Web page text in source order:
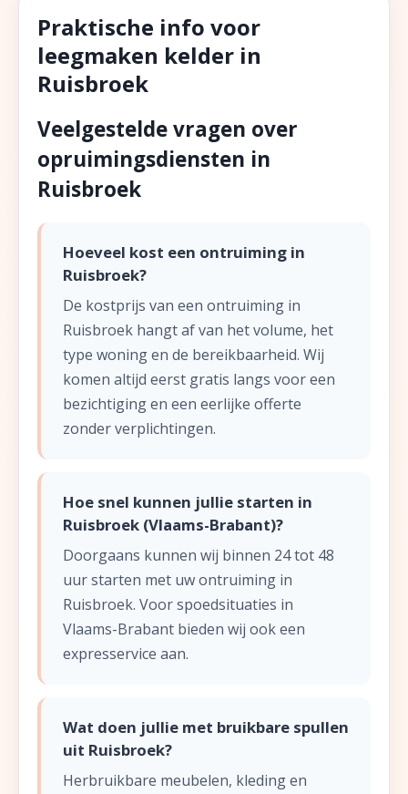
Praktische info voor
leegmaken kelder in
Ruisbroek
Veelgestelde vragen over
opruimingsdiensten in
Ruisbroek
Hoeveel kost een ontruiming in
Ruisbroek?
De kostprijs van een ontruiming in
Ruisbroek hangt af van het volume, het
type woning en de bereikbaarheid. Wij
komen altijd eerst gratis langs voor een
bezichtiging en een eerlijke offerte
zonder verplichtingen.
Hoe snel kunnen jullie starten in
Ruisbroek (Vlaams-Brabant)?
Doorgaans kunnen wij binnen 24 tot 48
uur starten met uw ontruiming in
Ruisbroek. Voor spoedsituaties in
Vlaams-Brabant bieden wij ook een
expresservice aan.
Wat doen jullie met bruikbare spullen
uit Ruisbroek?
Herbruikbare meubelen, kleding en